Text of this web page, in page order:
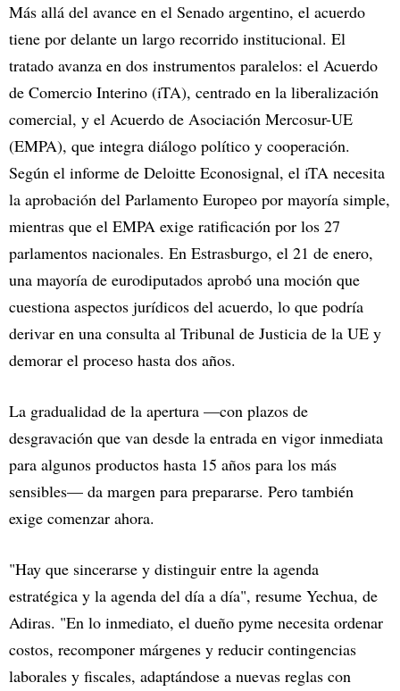
Más allá del avance en el Senado argentino, el acuerdo
tiene por delante un largo recorrido institucional. El
tratado avanza en dos instrumentos paralelos: el Acuerdo
de Comercio Interino (iTA), centrado en la liberalización
comercial, y el Acuerdo de Asociación Mercosur-UE
(EMPA), que integra diálogo político y cooperación.
Según el informe de Deloitte Econosignal, el iTA necesita
la aprobación del Parlamento Europeo por mayoría simple,
mientras que el EMPA exige ratificación por los 27
parlamentos nacionales. En Estrasburgo, el 21 de enero,
una mayoría de eurodiputados aprobó una moción que
cuestiona aspectos jurídicos del acuerdo, lo que podría
derivar en una consulta al Tribunal de Justicia de la UE y
demorar el proceso hasta dos años.
La gradualidad de la apertura —con plazos de
desgravación que van desde la entrada en vigor inmediata
para algunos productos hasta 15 años para los más
sensibles— da margen para prepararse. Pero también
exige comenzar ahora.
"Hay que sincerarse y distinguir entre la agenda
estratégica y la agenda del día a día", resume Yechua, de
Adiras. "En lo inmediato, el dueño pyme necesita ordenar
costos, recomponer márgenes y reducir contingencias
laborales y fiscales, adaptándose a nuevas reglas con